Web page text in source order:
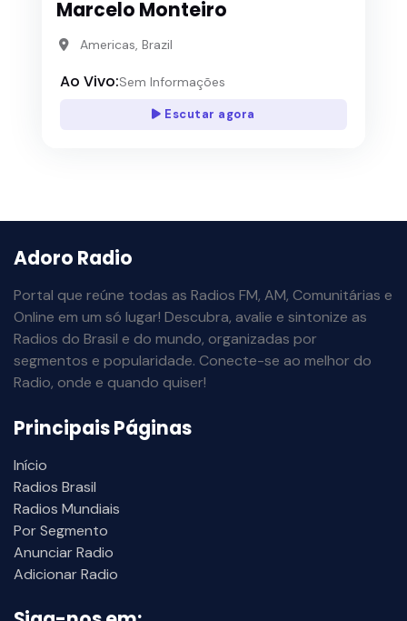
Marcelo Monteiro
Americas, Brazil
Ao Vivo:Sem Informações
Escutar agora
Adoro Radio
Portal que reúne todas as Radios FM, AM, Comunitárias e
Online em um só lugar! Descubra, avalie e sintonize as
Radios do Brasil e do mundo, organizadas por
segmentos e popularidade. Conecte-se ao melhor do
Radio, onde e quando quiser!
Principais Páginas
Início
Radios Brasil
Radios Mundiais
Por Segmento
Anunciar Radio
Adicionar Radio